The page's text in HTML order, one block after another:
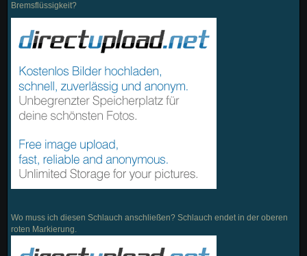
Bremsflüssigkeit?
Wo muss ich diesen Schlauch anschließen? Schlauch endet in der oberen
roten Markierung.